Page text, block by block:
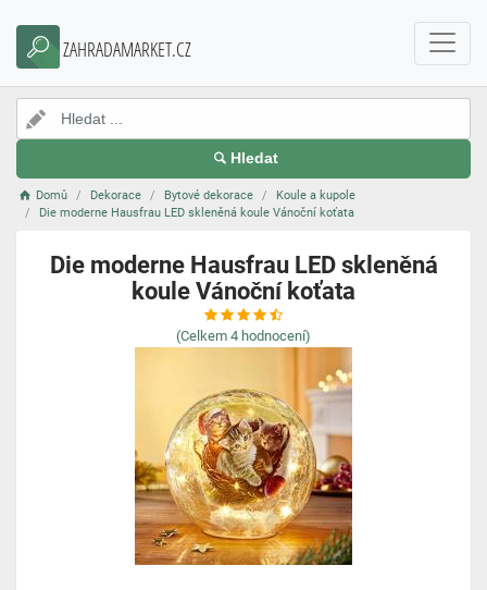
ZAHRADAMARKET.CZ
Hledat
Domů Dekorace Bytové dekorace
Koule a kupole
Die moderne Hausfrau LED skleněná koule Vánoční koťata
Die moderne Hausfrau LED skleněná
koule Vánoční koťata
(Celkem 4 hodnocení)